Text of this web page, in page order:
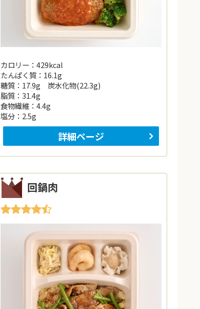
カロリー：429kcal
たんぱく質：16.1g
糖質：17.9g 炭水化物(22.3g)
脂質：31.4g
食物繊維：4.4g
塩分：2.5g
詳細ページ
回鍋肉